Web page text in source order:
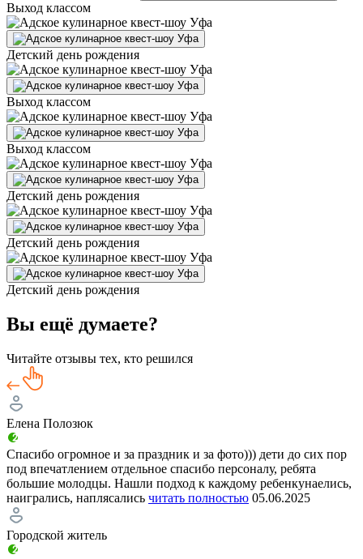
Выход классом
Детский день рождения
Выход классом
Выход классом
Детский день рождения
Детский день рождения
Детский день рождения
Вы ещё думаете?
Читайте отзывы тех, кто решился
Елена Полозюк
Спасибо огромное и за праздник и за фото))) дети до сих пор
под впечатлением отдельное спасибо персоналу, ребята
большие молодцы. Нашли подход к каждому ребенкунаелись,
наигрались, наплясались читать полностью 05.06.2025
Городской житель